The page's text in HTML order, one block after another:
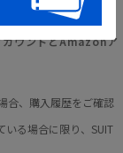
び新規WEB会員登
カウントとAmazonア
合、購入履歴をご確認
る場合に限り、SUIT